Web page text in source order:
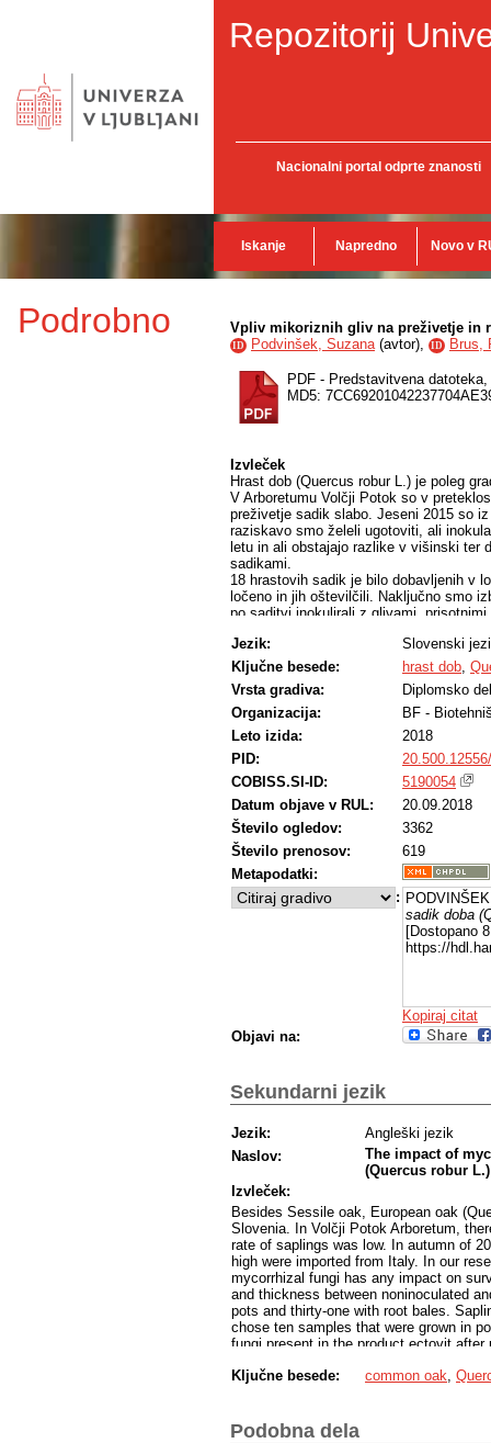
Repozitorij
Nacionalni portal odprte znanosti
Iskanje Napredno Novo v
Podrobno Vpliv mikoriznih gliv na preživetje in
ID Podvinšek, Suzana(avtor), ID Brus,
PDF - Predstavitvena datoteka,
MD5:
Izvleček
Hrast dob (Quercus robur L.) je poleg
V Arboretumu Volčji Potok so v
preživetje sadik slabo. Jeseni 2015 so
raziskavo smo želeli ugotoviti, ali
letu in ali obstajajo razlike v višinski ter
sadikami.
18 hrastovih sadik je bilo dobavljenih v
ločeno in jih oštevilčili. Naključno smo
po saditvi inokulirali z glivami,
dreves in njihov enoletni višinski
pomeni, da vpliva inokulacije z
letu niso kazale značilno različnega
prvem letu značilno manjši od prirastka
Jezik:
Slovenski
Ključne besede:
hrast dob,
Vrsta gradiva:
Diplomsko
Organizacija:
BF -
Leto izida:
2018
PID:
COBISS.SI-ID:
5190054
Datum objave v RUL:
20.09.2018
Število ogledov:
3362
Število prenosov:
619
Metapodatki:
:
sadik doba
[Dostopano
https://
Kopiraj citat
Objavi na:
Sekundarni jezik
Jezik:
Angleški jezik
Naslov:
The impact of
(Quercus robur L.)
Izvleček:
Besides Sessile oak, European oak
Slovenia. In Volčji Potok Arboretum,
rate of saplings was low. In autumn of
high were imported from Italy. In our
mycorrhizal fungi has any impact on
and thickness between noninoculated
pots and thirty-one with root bales.
chose ten samples that were grown in
fungi present in the product ectovit after
measured their circumference and their
period.
Ključne besede: common oak
Podobna dela